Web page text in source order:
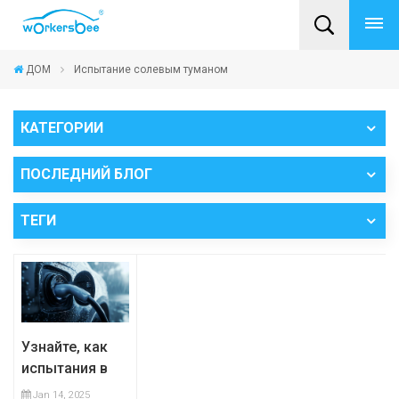
ДОМ Испытание солевым туманом
КАТЕГОРИИ
ПОСЛЕДНИЙ БЛОГ
ТЕГИ
Узнайте, как
испытания в
солевом
Jan 14, 2025